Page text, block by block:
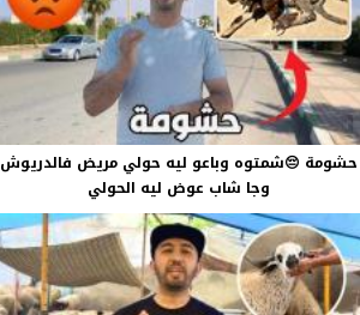
حشومة 😔شمتوه وباعو ليه حولي مريض فالدريوش
وجا شاب عوض ليه الحولي